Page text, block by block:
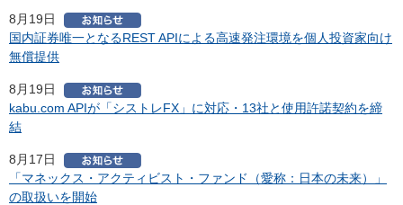
8月19日
国内証券唯一となるREST APIによる高速発注環境を個人投資家向け
無償提供
8月19日
kabu.com APIが「シストレFX」に対応・13社と使用許諾契約を締
結
8月17日
「マネックス・アクティビスト・ファンド（愛称：日本の未来）」
の取扱いを開始